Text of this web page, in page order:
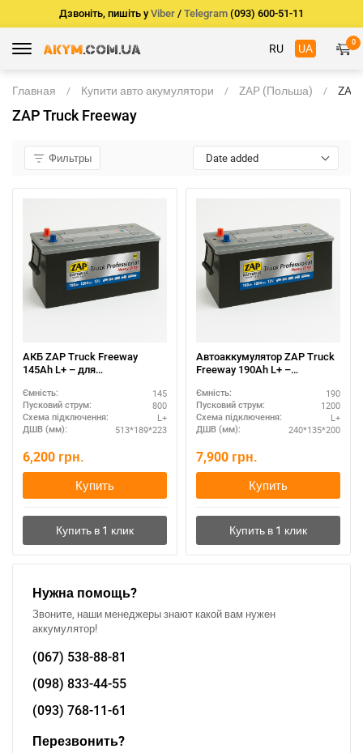
Дзвоніть, пишіть у Viber / Telegram (093) 600-51-11
RU UA 0
Главная Купити авто акумулятори ZAP (Польша)
ZAP
ZAP Truck Freeway
Фильтры Date added
АКБ ZAP Truck Freeway
145Ah L+ – для
Ємність: 145
Пусковий струм: 800
Схема підключення: L+
ДШВ (мм): 513*189*223
6,200 грн.
Купить
Автоаккумулятор ZAP Truck
Freeway 190Ah L+ –
Ємність: 190
Пусковий струм: 1200
Схема підключення: L+
ДШВ (мм): 240*135*200
7,900 грн.
Купить
Нужна помощь?
Звоните, наши менеджеры знают какой вам нужен
аккумулятор!
(067) 538-88-81
(098) 833-44-55
(093) 768-11-61
Перезвонить?